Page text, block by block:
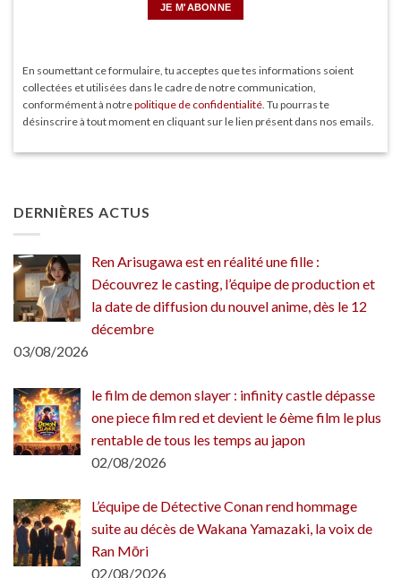
En soumettant ce formulaire, tu acceptes que tes informations soient
collectées et utilisées dans le cadre de notre communication,
conformément à notrepolitique de confidentialité . Tu pourras te
désinscrire à tout moment en cliquant sur le lien présent dans nos emails.
DERNIÈRES ACTUS
Ren Arisugawa est en réalité une fille :
Découvrez le casting, l’équipe de production et
la date de diffusion du nouvel anime, dès le 12
décembre
03/08/2026
le film de demon slayer : infinity castle dépasse
one piece film red et devient le 6ème film le plus
rentable de tous les temps au japon
02/08/2026
L’équipe de Détective Conan rend hommage
suite au décès de Wakana Yamazaki, la voix de
Ran Mōri
02/08/2026